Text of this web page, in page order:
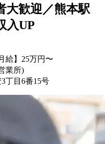
大歓迎／熊本駅
入UP
給】25万円〜
業所)
丁目6番15号